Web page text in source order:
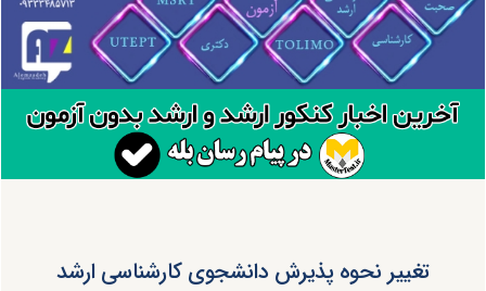
تغییر نحوه پذیرش دانشجوی کارشناسی ارشد